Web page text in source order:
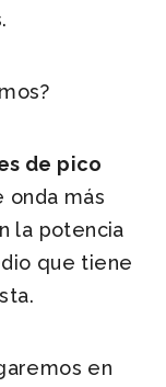
de pico
onda más
la potencia
que tiene
en